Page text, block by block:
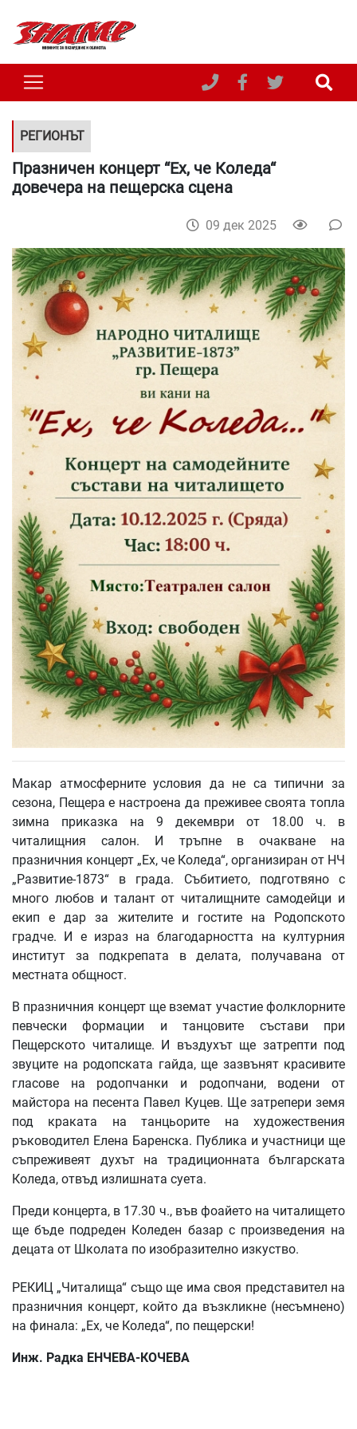
РЕГИОНЪТ
Празничен концерт “Ех, че Коледа“
довечера на пещерска сцена
09 дек 2025
Макар атмосферните условия да не са типични за
сезона, Пещера е настроена да преживее своята топла
зимна приказка на 9 декември от 18.00 ч. в
читалищния салон. И тръпне в очакване на
празничния концерт „Ех, че Коледа“, организиран от НЧ
„Развитие-1873“ в града. Събитието, подготвяно с
много любов и талант от читалищните самодейци и
екип е дар за жителите и гостите на Родопското
градче. И е израз на благодарността на културния
институт за подкрепата в делата, получавана от
местната общност.
В празничния концерт ще вземат участие фолклорните
певчески формации и танцовите състави при
Пещерското читалище. И въздухът ще затрепти под
звуците на родопската гайда, ще зазвънят красивите
гласове на родопчанки и родопчани, водени от
майстора на песента Павел Куцев. Ще затрепери земя
под краката на танцьорите на художествения
ръководител Елена Баренска. Публика и участници ще
съпреживеят духът на традиционната българската
Коледа, отвъд излишната суета.
Преди концерта, в 17.30 ч., във фоайето на читалището
ще бъде подреден Коледен базар с произведения на
децата от Школата по изобразително изкуство.
РЕКИЦ „Читалища“ също ще има своя представител на
празничния концерт, който да възкликне (несъмнено)
на финала: „Ех, че Коледа“, по пещерски!
Инж. Радка ЕНЧЕВА-КОЧЕВА